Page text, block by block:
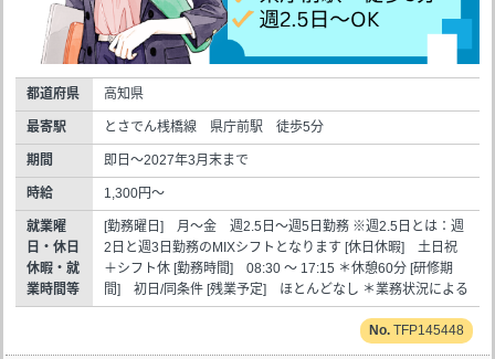
都道府県 高知県
最寄駅 とさでん桟橋線 県庁前駅 徒歩5分
期間 即日～2027年3月末まで
時給 1,300円～
就業曜
日・休日
休暇・就
業時間等
[勤務曜日] 月～金 週2.5日～週5日勤務 ※週2.5日とは：週
2日と週3日勤務のMIXシフトとなります [休日休暇] 土日祝
＋シフト休 [勤務時間] 08:30 ～ 17:15 ＊休憩60分 [研修期
間] 初日/同条件 [残業予定] ほとんどなし ＊業務状況による
TFP145448